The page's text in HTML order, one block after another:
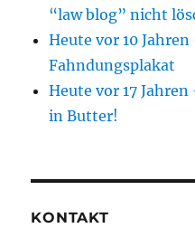
“law blog” nicht
Heute vor 10
Fahndungsplakat
Heute vor 17
in Butter!
KONTAKT